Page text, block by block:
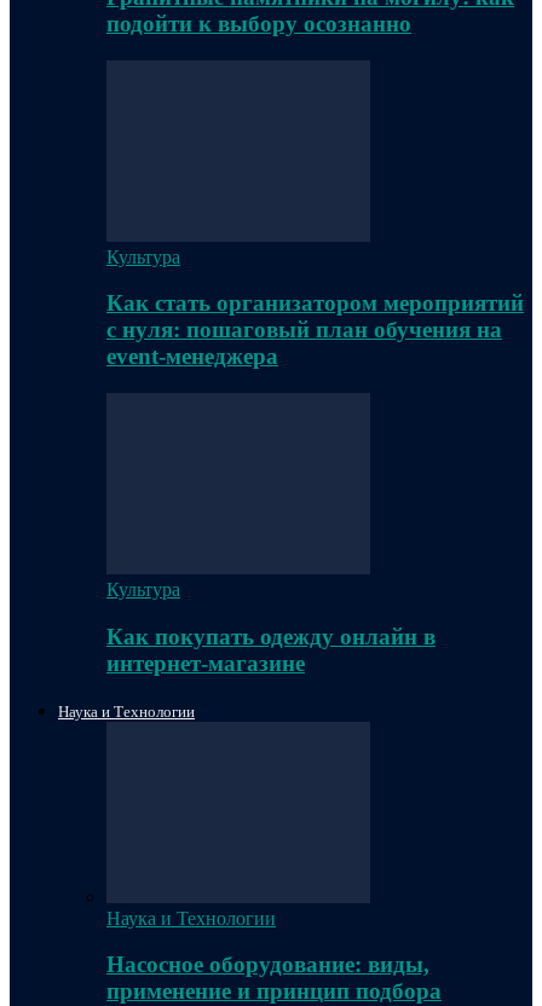
подойти к выбору осознанно
Культура
Как стать организатором мероприятий
с нуля: пошаговый план обучения на
event-менеджера
Культура
Как покупать одежду онлайн в
интернет-магазине
Наука и Технологии
Наука и Технологии
Насосное оборудование: виды,
применение и принцип подбора